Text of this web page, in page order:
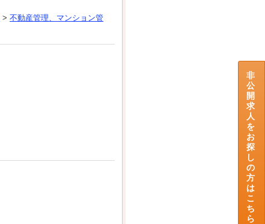
> 不動産管理、マンション管
非
公
開
求
人
を
お
探
し
の
方
は
こ
ち
ら